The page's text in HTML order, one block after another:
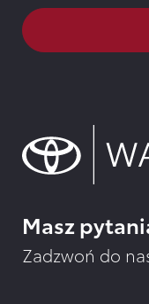
Masz
Zadzwoń do